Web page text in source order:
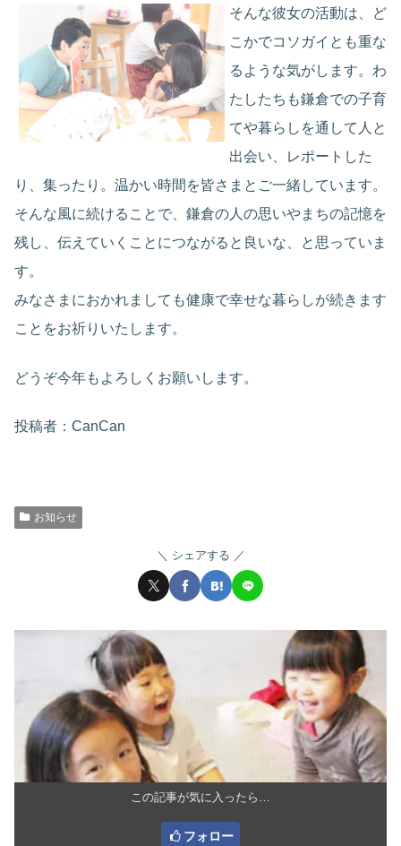
そんな彼女の活動は、ど
こかでコソガイとも重な
るような気がします。わ
たしたちも鎌倉での子育
てや暮らしを通して人と
出会い、レポートした
り、集ったり。温かい時間を皆さまとご一緒しています。
そんな風に続けることで、鎌倉の人の思いやまちの記憶を
残し、伝えていくことにつながると良いな、と思っていま
す。
みなさまにおかれましても健康で幸せな暮らしが続きます
ことをお祈りいたします。
どうぞ今年もよろしくお願いします。
投稿者：CanCan
お知らせ
シェアする
この記事が気に入ったら…
フォロー